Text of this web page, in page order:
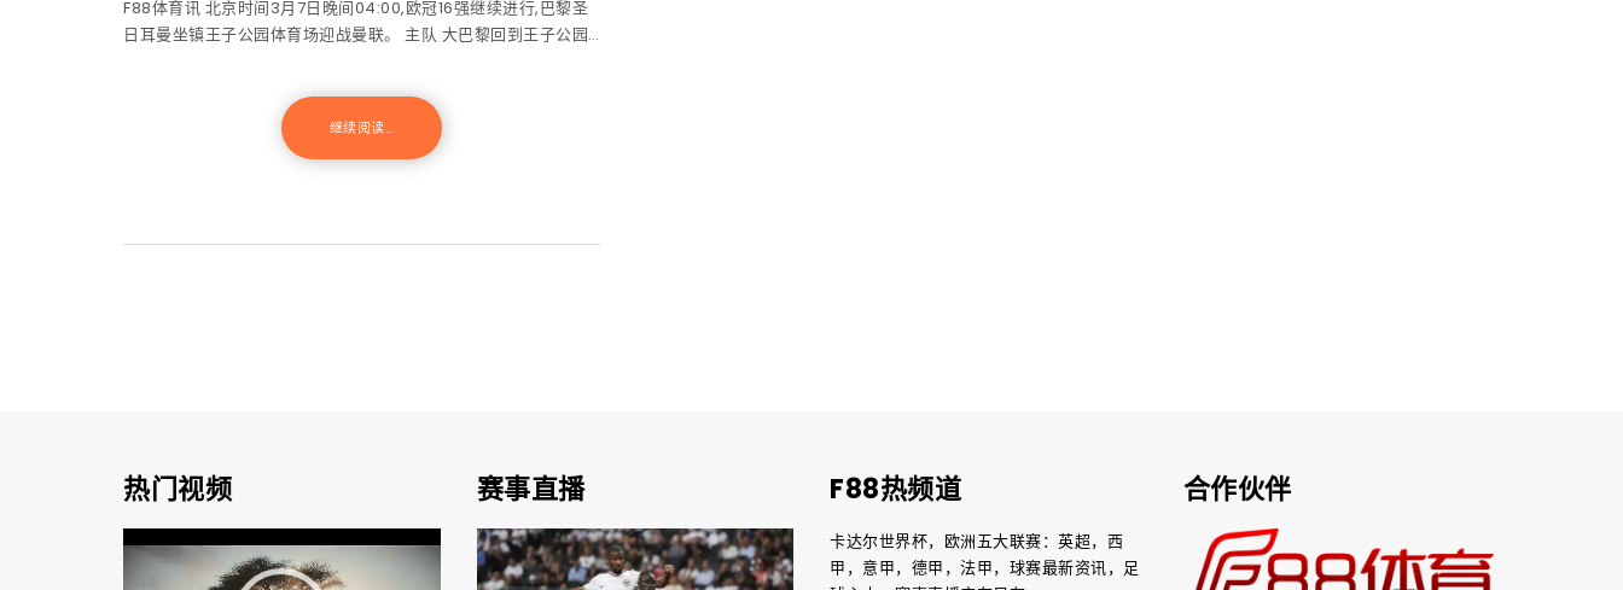
​​​​F88体育讯 北京时间3月7日晚间04:00,欧冠16强继续进行,巴黎圣
日耳曼坐镇王子公园体育场迎战曼联。 主队 大巴黎回到王子公园…
继续阅读...
热门视频 赛事直播 F88热频道
卡达尔世界杯，欧洲五大联赛：英超，西
甲，意甲，德甲，法甲，球赛最新资讯，足
合作伙伴